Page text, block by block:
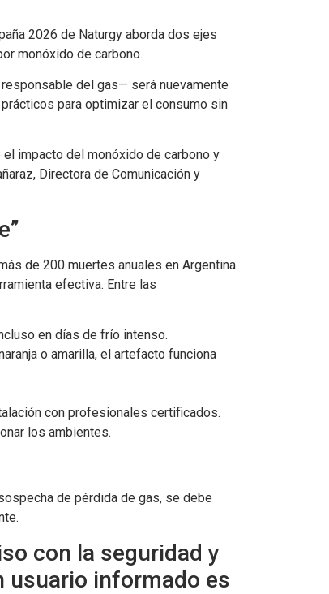
2026 de Naturgy aborda dos ejes
monóxido de carbono.
del gas— será nuevamente
para optimizar el consumo sin
impacto del monóxido de carbono y
Directora de Comunicación y
de 200 muertes anuales en Argentina.
efectiva. Entre las
en días de frío intenso.
o amarilla, el artefacto funciona
con profesionales certificados.
los ambientes.
de pérdida de gas, se debe
con la seguridad y
usuario informado es